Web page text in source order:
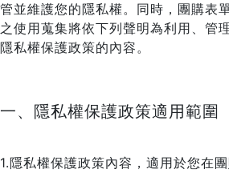
管並維護您的隱私權。同時，團購表
之使用蒐集將依下列聲明為利用、管
隱私權保護政策的內容。
一、隱私權保護政策適用範圍
1.隱私權保護政策內容，適用於您在